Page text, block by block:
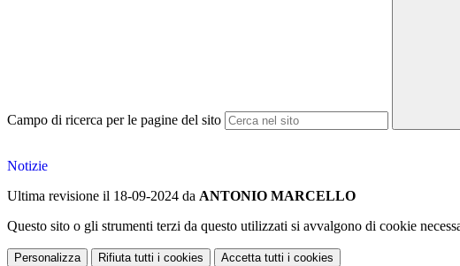
Campo di ricerca per le pagine del sito
Notizie
Ultima revisione il 18-09-2024 da ANTONIO MARCELLO
Questo sito o gli strumenti terzi da questo utilizzati si avvalgono di cookie
Personalizza Rifiuta tutti i cookies Accetta tutti i cookies